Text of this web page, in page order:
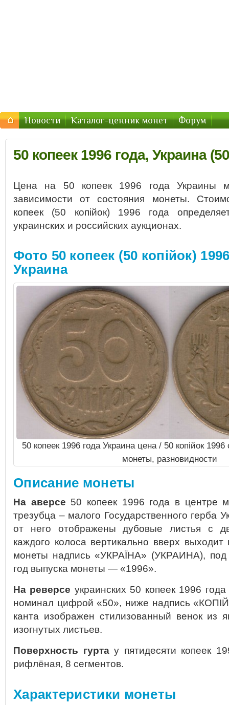
Новости Каталог-ценник монет Форум
50 копеек 1996 года, Украина
Цена на 50 копеек 1996 года Украины
зависимости от состояния монеты.
копеек (50 копійок) 1996 года
украинских и российских аукционах.
Фото 50 копеек (50 копiйок)
Украина
50 копеек 1996 года Украина цена / 50 копiйок
монеты, разновидности
Описание монеты
На аверсе 50 копеек 1996 года в центре
трезубца – малого Государственного герба
от него отображены дубовые листья с
каждого колоса вертикально вверх
монеты надпись «УКРАЇНА» (УКРАИНА), под
год выпуска монеты — «1996».
На реверсе украинских 50 копеек 1996
номинал цифрой «50», ниже надпись
канта изображен стилизованный венок из
изогнутых листьев.
Поверхность гуртау пятидесяти копеек
рифлёная, 8 сегментов.
Характеристики монеты